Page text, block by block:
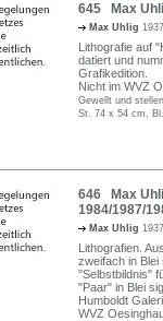
645 Max
Max Uhlig
Lithografie auf
datiert und
Grafikedition.
Nicht im WVZ
Gewellt und
St. 74 x 54 cm,
646 Max
1984/1987/
Max Uhlig
Lithografien.
zweifach in Blei
"Selbstbildnis"
"Paar" in Blei
Humboldt
WVZ